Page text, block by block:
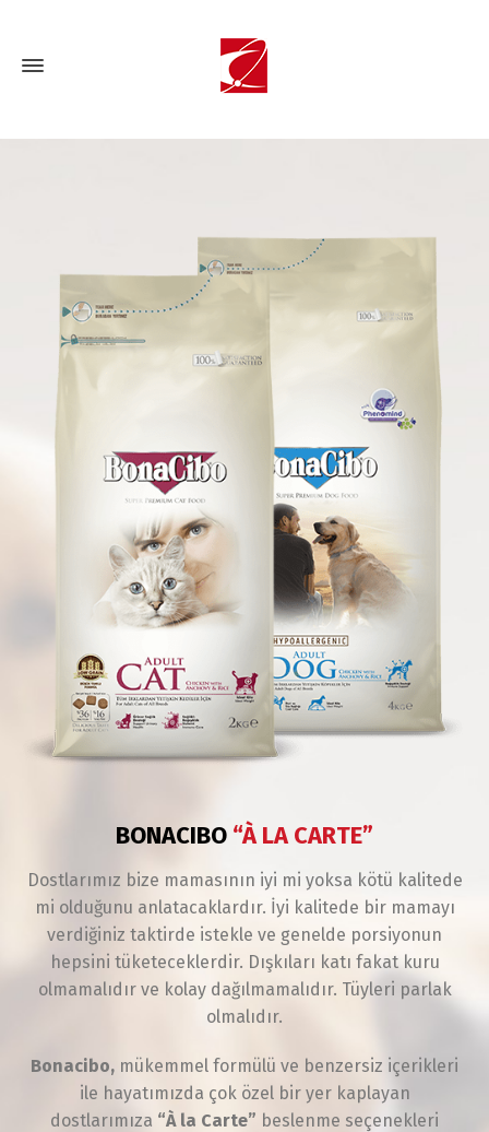
BONACIBO “À LA CARTE”
Dostlarımız bize mamasının iyi mi yoksa kötü kalitede
mi olduğunu anlatacaklardır. İyi kalitede bir mamayı
verdiğiniz taktirde istekle ve genelde porsiyonun
hepsini tüketeceklerdir. Dışkıları katı fakat kuru
olmamalıdır ve kolay dağılmamalıdır. Tüyleri parlak
olmalıdır.
Bonacibo, mükemmel formülü ve benzersiz içerikleri
ile hayatımızda çok özel bir yer kaplayan
dostlarımıza “À la Carte” beslenme seçenekleri